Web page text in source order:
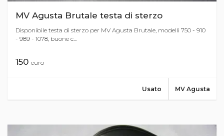
MV Agusta Brutale testa di sterzo
Disponibile testa di sterzo per MV Agusta Brutale, modelli 750 - 910
- 989 - 1078, buone c...
150 euro
MV Agusta
Usato